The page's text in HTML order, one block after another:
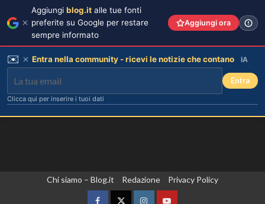
Chi siamo – Blog.it Redazione Privacy Policy
Aggiungi blog.it alle tue fonti
preferite su Google per restare
sempre informato
Aggiungi ora
✉️ Entra nella community - ricevi le notizie che contano IA
Entra
Clicca qui per inserire i tuoi dati